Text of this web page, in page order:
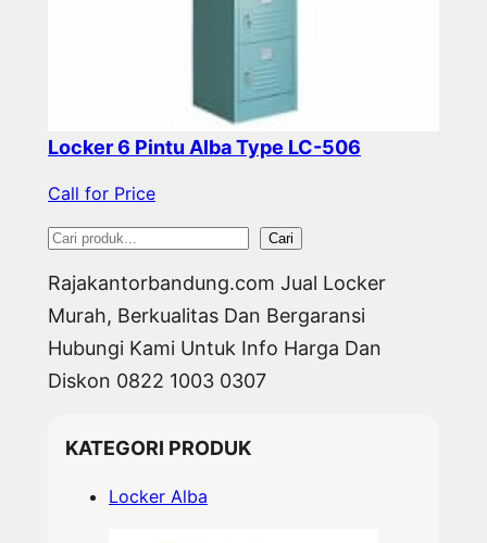
Locker 6 Pintu Alba Type LC-506
Call for Price
S
e
a
r
c
Cari
Rajakantorbandung.com Jual Locker
Murah, Berkualitas Dan Bergaransi
Hubungi Kami Untuk Info Harga Dan
Diskon 0822 1003 0307
KATEGORI PRODUK
Locker Alba